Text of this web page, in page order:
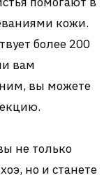
кожи.
более 200
вам
вы можете
не только
но и станете